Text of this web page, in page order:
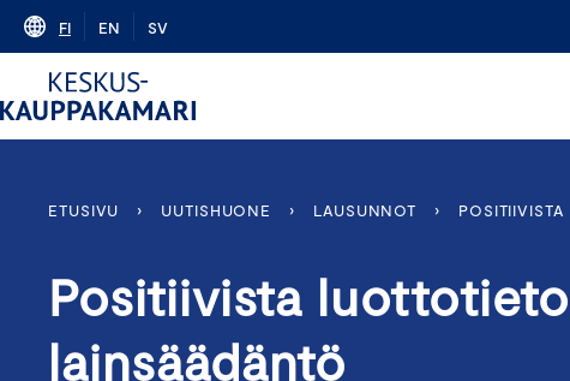
Skip
content
FI EN SV
ETUSIVU › UUTISHUONE › LAUSUNNOT › POSITIIVISTA
Positiivista
lainsäädäntö